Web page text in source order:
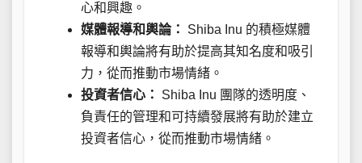
心和興趣。
媒體報導和輿論：
Shiba Inu 的積極媒體
報導和輿論將有助於提高其知名度和吸引
力，從而推動市場情緒。
投資者信心：
Shiba Inu 團隊的透明度、
負責任的管理和可持續發展將有助於建立
投資者信心，從而推動市場情緒。